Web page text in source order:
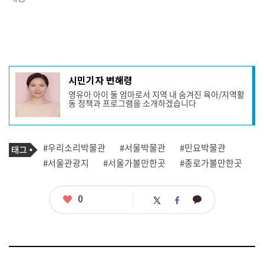
기
자
프
필
시민기자 변해령
영유아 아이 둘 엄마로서 지역 내 숨겨진 육아/지역활
동 정책과 프로그램을 소개하겠습니다
기
사
관
련
태
그
#우리소리박물관 #서울박물관
#민요박물관
#서울관광지
#서울가볼만한곳 #종로가볼만한곳
좋
0 트 페 카